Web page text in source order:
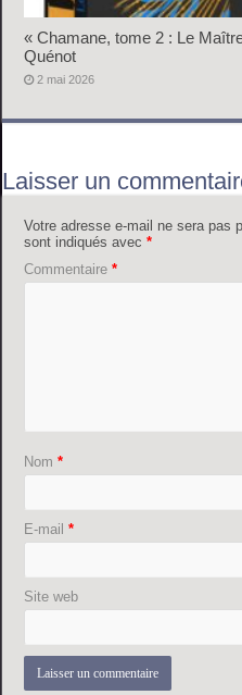
« Chamane, tome 2 : Le
Quénot
2 mai 2026
Laisser un
Votre adresse e-mail ne sera pas
sont indiqués avec*
Commentaire*
Nom*
E-mail*
Site web